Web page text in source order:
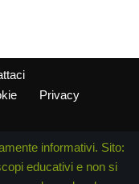
Privacy
informativi. Sito:
educativi e non si